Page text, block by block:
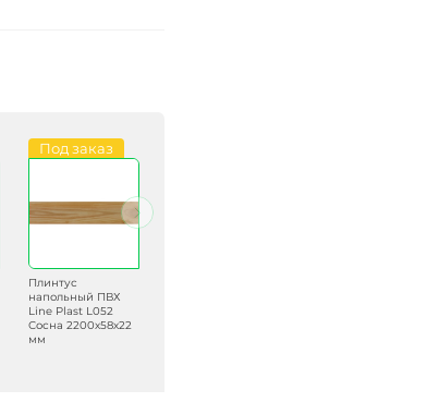
Под заказ
Плинтус
напольный ПВХ
Line Plast L052
Сосна 2200х58х22
мм